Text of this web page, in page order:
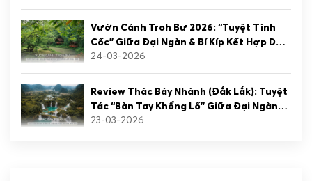
Vườn Cảnh Troh Bư 2026: “Tuyệt Tình
Cốc” Giữa Đại Ngàn & Bí Kíp Kết Hợp Du
Lịch Rừng – Biển
24-03-2026
Review Thác Bảy Nhánh (Đắk Lắk): Tuyệt
Tác “Bàn Tay Khổng Lồ” Giữa Đại Ngàn
Yok Đôn
23-03-2026